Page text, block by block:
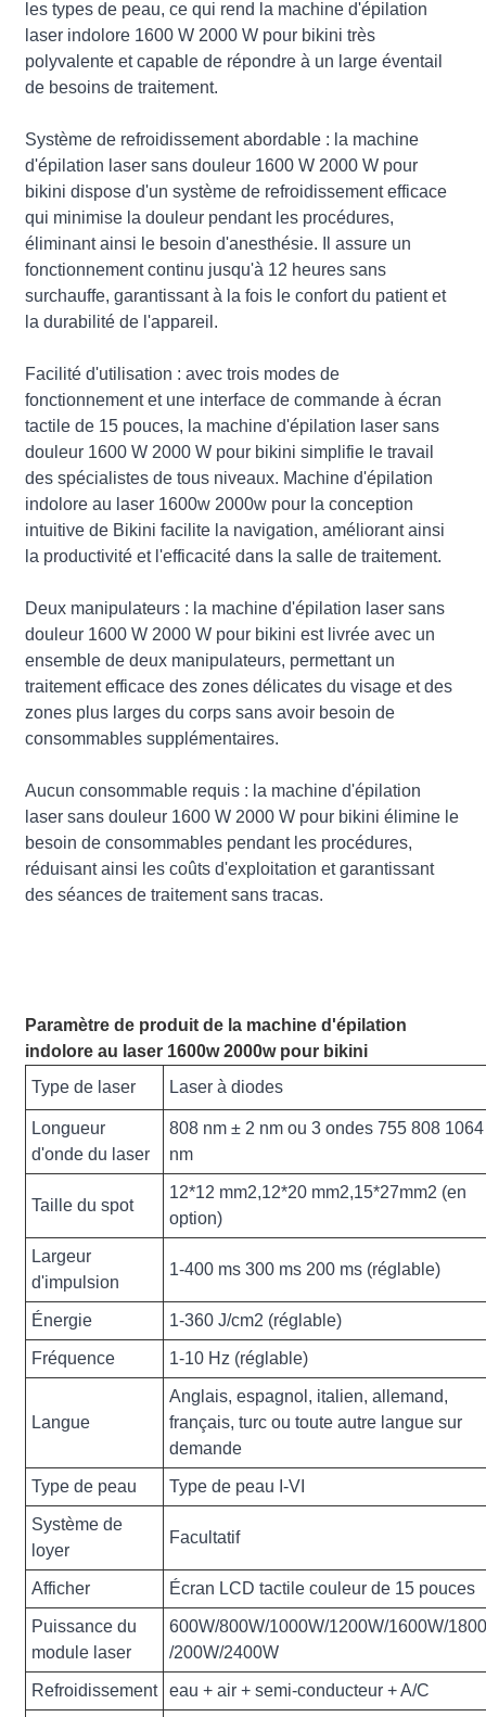
les types de peau, ce qui rend la machine d'épilation
laser indolore 1600 W 2000 W pour bikini très
polyvalente et capable de répondre à un large éventail
de besoins de traitement.
Système de refroidissement abordable : la machine
d'épilation laser sans douleur 1600 W 2000 W pour
bikini dispose d'un système de refroidissement efficace
qui minimise la douleur pendant les procédures,
éliminant ainsi le besoin d'anesthésie. Il assure un
fonctionnement continu jusqu'à 12 heures sans
surchauffe, garantissant à la fois le confort du patient et
la durabilité de l'appareil.
Facilité d'utilisation : avec trois modes de
fonctionnement et une interface de commande à écran
tactile de 15 pouces, la machine d'épilation laser sans
douleur 1600 W 2000 W pour bikini simplifie le travail
des spécialistes de tous niveaux. Machine d'épilation
indolore au laser 1600w 2000w pour la conception
intuitive de Bikini facilite la navigation, améliorant ainsi
la productivité et l'efficacité dans la salle de traitement.
Deux manipulateurs : la machine d'épilation laser sans
douleur 1600 W 2000 W pour bikini est livrée avec un
ensemble de deux manipulateurs, permettant un
traitement efficace des zones délicates du visage et des
zones plus larges du corps sans avoir besoin de
consommables supplémentaires.
Aucun consommable requis : la machine d'épilation
laser sans douleur 1600 W 2000 W pour bikini élimine le
besoin de consommables pendant les procédures,
réduisant ainsi les coûts d'exploitation et garantissant
des séances de traitement sans tracas.
Paramètre de produit de la machine d'épilation
indolore au laser 1600w 2000w pour bikini
Type de laser
Laser à diodes
Longueur
d'onde du laser
808 nm ± 2 nm ou 3 ondes 755 808 1064
nm
Taille du spot
12*12 mm2,12*20 mm2,15*27mm2 (en
option)
Largeur
d'impulsion
1-400 ms 300 ms 200 ms (réglable)
Énergie 1-360 J/cm2 (réglable)
Fréquence 1-10 Hz (réglable)
Langue
Anglais, espagnol, italien, allemand,
français, turc ou toute autre langue sur
demande
Type de peau Type de peau I-VI
Système de
loyer
Facultatif
Afficher Écran LCD tactile couleur de 15 pouces
Puissance du
module laser
600W/800W/1000W/1200W/1600W/
/200W/2400W
Refroidissement eau + air + semi-conducteur + A/C